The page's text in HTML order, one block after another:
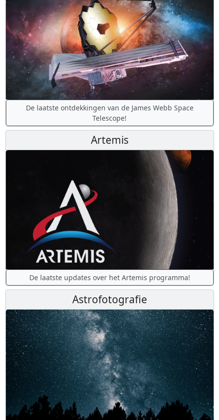
De laatste ontdekkingen van de James Webb Space
Telescope!
Artemis
De laatste updates over het Artemis programma!
Astrofotografie